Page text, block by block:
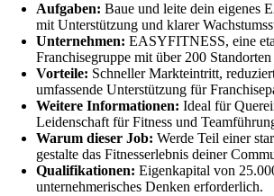
Aufgaben: Baue und leite dein eigenes
mit Unterstützung und klarer
Unternehmen: EASYFITNESS, eine
Franchisegruppe mit über 200
Vorteile: Schneller Markteintritt,
umfassende Unterstützung für
Weitere Informationen: Ideal für
Leidenschaft für Fitness und
Warum dieser Job: Werde Teil einer
gestalte das Fitnesserlebnis deiner
Qualifikationen: Eigenkapital von
unternehmerisches Denken erforderlich.